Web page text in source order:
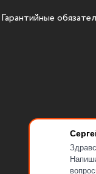
Гарантийные